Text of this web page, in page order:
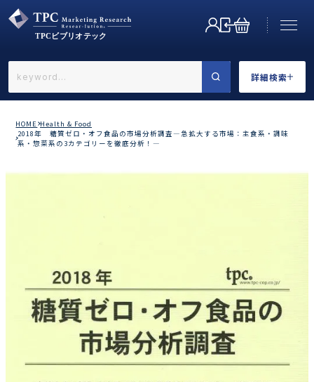
詳細検索
←戻る
カテゴリで選ぶ
HOME Health & Food
2018年 糖質ゼロ・オフ食品の市場分析調査―急拡大する市場：主食系・調味
系・惣菜系の3カテゴリーを徹底分析！―